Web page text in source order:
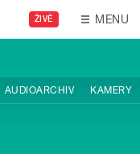
ŽIVĚ MENU
AUDIOARCHIV KAMERY